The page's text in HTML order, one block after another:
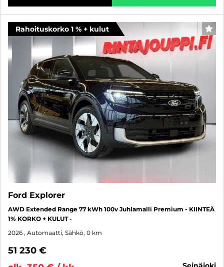
Rahoituskorko 1 % + kulut
Ford Explorer
AWD Extended Range 77 kWh 100v Juhlamalli Premium - KIINTEÄ
1% KORKO + KULUT -
2026 , Automaatti, Sähkö, 0 km
51 230 €